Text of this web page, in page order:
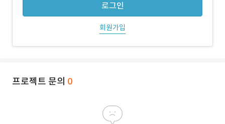
로그인
회원가입
프로젝트 문의 0